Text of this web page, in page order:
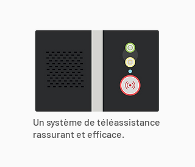
Un système de téléassistance
rassurant et efficace.